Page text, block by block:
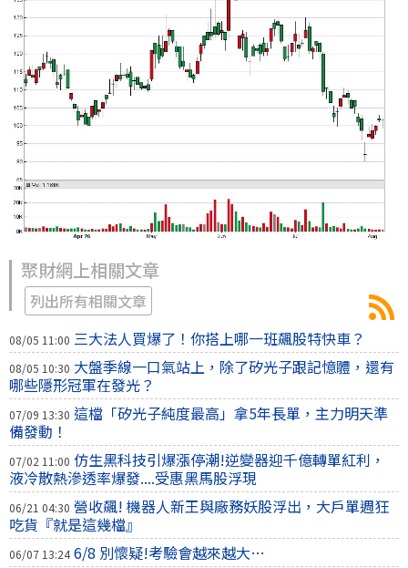
聚財網上相關文章
列出所有相關文章
08/05 11:00 三大法人買爆了！你搭上哪一班飆股特快車？
08/05 10:30 大盤季線一口氣站上，除了矽光子跟記憶體，還有
哪些隱形冠軍在發光？
07/09 13:30 這檔「矽光子純度最高」拿5年長單，主力明天準
備發動！
07/02 11:00 仿生黑科技引爆漲停潮!逆變器迎千億轉單紅利，
液冷散熱滲透率爆發....受惠黑馬股浮現
06/21 04:30 營收飆! 機器人新王與廠務妖股浮出，大戶單週狂
吃貨『就是這幾檔』
06/07 13:24 6/8 別懷疑!考驗會越來越大…